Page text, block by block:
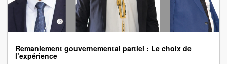
Remaniement gouvernemental partiel : Le choix de
l’expérience